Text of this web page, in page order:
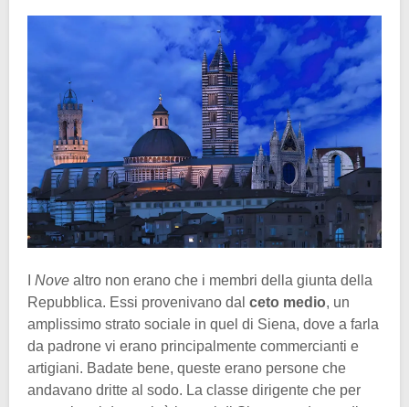
Nove altro non erano che i membri della giunta della
Repubblica. Essi provenivano dal ceto medio, un
amplissimo strato sociale in quel di Siena, dove a farla
da padrone vi erano principalmente commercianti e
artigiani. Badate bene, queste erano persone che
andavano dritte al sodo. La classe dirigente che per